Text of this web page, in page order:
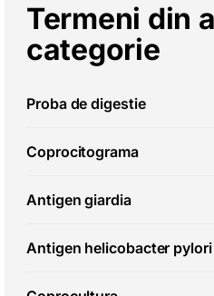
Termeni din
categorie
Proba de digestie
Coprocitograma
Antigen giardia
Antigen helicobacter pylori